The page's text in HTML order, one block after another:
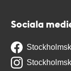
Sociala